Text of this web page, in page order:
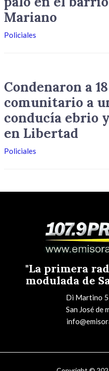
Mariano
Policiales
Condenaron a
comunitario a
conducía ebrio
en Libertad
Policiales
"La primera
modulada de
Di Martino
San José de